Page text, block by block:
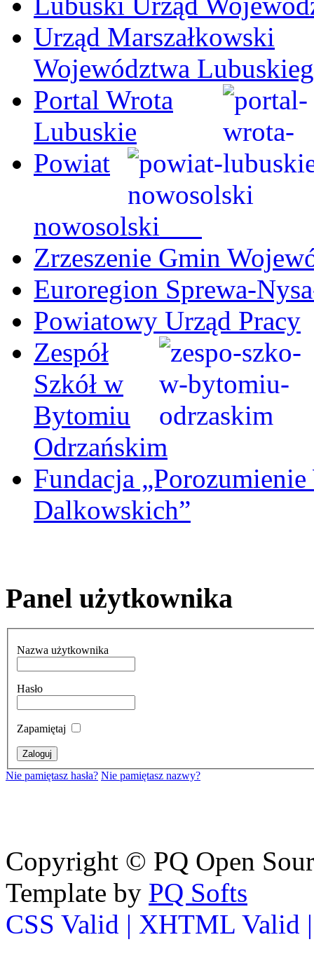
Urząd Marszałkowski
Województwa
Portal Wrota
Lubuskie
Powiat
nowosolski
Zrzeszenie Gmin
Euroregion Sprewa-
Powiatowy Urząd Pracy
Zespół
Szkół w
Bytomiu
Odrzańskim
Fundacja
Dalkowskich”
Panel użytkownika
Nazwa użytkownika
Hasło
Zapamiętaj
Nie pamiętasz hasła? Nie pamiętasz nazwy?
Copyright © PQ Open
Template by PQ Softs
CSS Valid | XHTML Valid